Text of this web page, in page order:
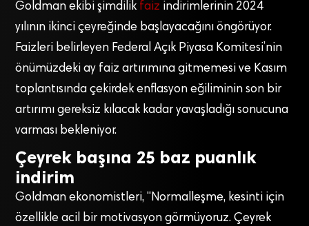
Goldman ekibi şimdilik faiz indirimlerinin 2024
yılının ikinci çeyreğinde başlayacağını öngörüyor.
Faizleri belirleyen Federal Açık Piyasa Komitesi’nin
önümüzdeki ay faiz artırımına gitmemesi ve Kasım
toplantısında çekirdek enflasyon eğiliminin son bir
artırımı gereksiz kılacak kadar yavaşladığı sonucuna
varması bekleniyor.
Çeyrek başına 25 baz puanlık
indirim
Goldman ekonomistleri, “Normalleşme, kesinti için
özellikle acil bir motivasyon görmüyoruz. Çeyrek